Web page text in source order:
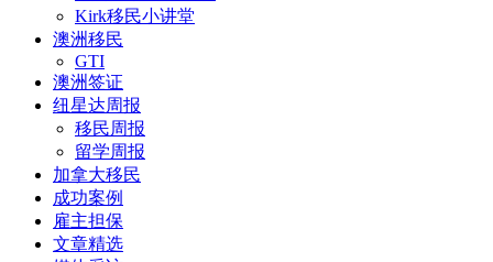
Kirk移民小讲堂
澳洲移民
GTI
澳洲签证
纽星达周报
移民周报
留学周报
加拿大移民
成功案例
雇主担保
文章精选